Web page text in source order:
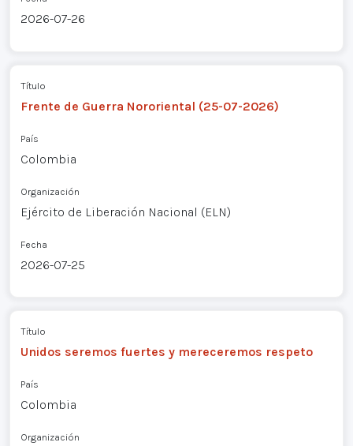
2026-07-26
Título
Frente de Guerra Nororiental (25-07-2026)
País
Colombia
Organización
Ejército de Liberación Nacional (ELN)
Fecha
2026-07-25
Título
Unidos seremos fuertes y mereceremos respeto
País
Colombia
Organización